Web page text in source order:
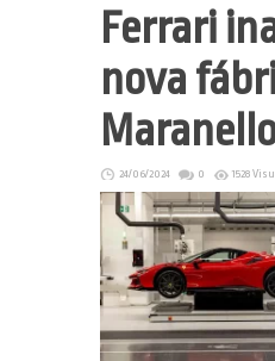
Ferrari
nova
24/06/2024 0 1528